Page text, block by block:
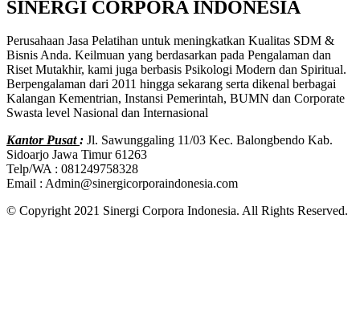
SINERGI CORPORA INDONESIA
Perusahaan Jasa Pelatihan untuk meningkatkan Kualitas SDM &
Bisnis Anda. Keilmuan yang berdasarkan pada Pengalaman dan
Riset Mutakhir, kami juga berbasis Psikologi Modern dan Spiritual.
Berpengalaman dari 2011 hingga sekarang serta dikenal berbagai
Kalangan Kementrian, Instansi Pemerintah, BUMN dan Corporate
Swasta level Nasional dan Internasional
Kantor Pusat: Jl. Sawunggaling 11/03 Kec. Balongbendo Kab.
Sidoarjo Jawa Timur 61263
Telp/WA : 081249758328
Email : Admin@sinergicorporaindonesia.com
© Copyright 2021 Sinergi Corpora Indonesia. All Rights Reserved.